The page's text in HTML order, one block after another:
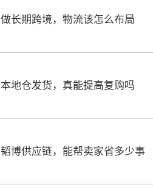
做长期跨境，物流该怎么布局
本地仓发货，真能提高复购吗
韬博供应链，能帮卖家省多少事